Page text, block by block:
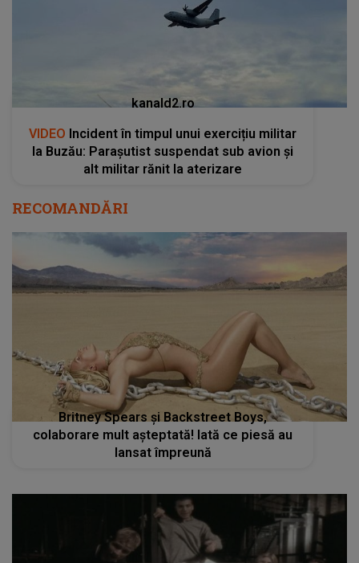
kanald2.ro
VIDEO Incident în timpul unui exercițiu militar
la Buzău: Parașutist suspendat sub avion și
alt militar rănit la aterizare
RECOMANDĂRI
Britney Spears și Backstreet Boys,
colaborare mult așteptată! Iată ce piesă au
lansat împreună